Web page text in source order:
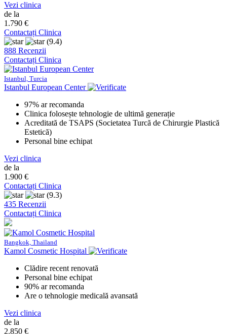
Vezi clinica
de la
1.790 €
Contactați Clinica
(9.4)
888 Recenzii
Contactați Clinica
Istanbul, Turcia
Istanbul European Center
97% ar recomanda
Clinica folosește tehnologie de ultimă generație
Acreditată de TSAPS (Societatea Turcă de Chirurgie Plastică
Estetică)
Personal bine echipat
Vezi clinica
de la
1.900 €
Contactați Clinica
(9.3)
435 Recenzii
Contactați Clinica
Bangkok, Thailand
Kamol Cosmetic Hospital
Clădire recent renovată
Personal bine echipat
90% ar recomanda
Are o tehnologie medicală avansată
Vezi clinica
de la
2.850 €